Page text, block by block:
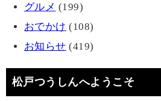
グルメ (199)
おでかけ (108)
お知らせ (419)
松戸つうしんへようこそ